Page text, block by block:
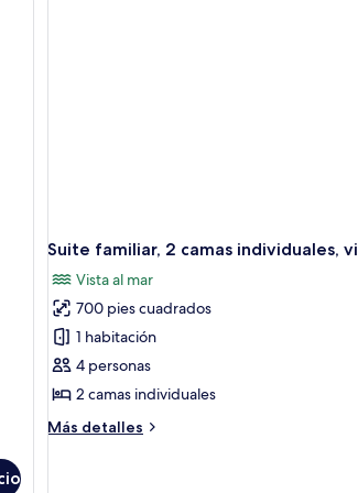
Suite familiar, 2 camas individuales,
Vista al mar
700 pies cuadrados
1 habitación
4 personas
2 camas individuales
Más detalles
Más